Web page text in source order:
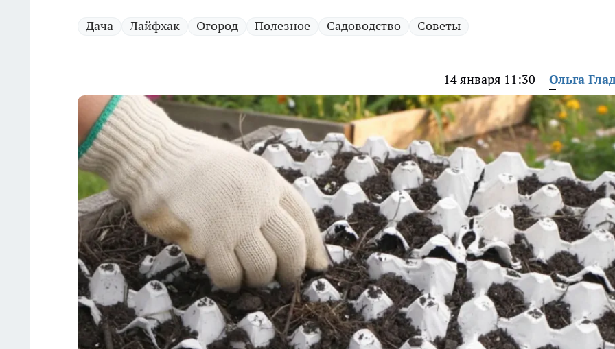
Дача Лайфхак Огород Полезное Садоводство Советы
14 января 11:30 Ольга